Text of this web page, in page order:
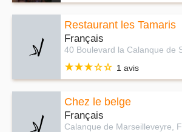
Restaurant les Tamaris
Français
1 avis
Chez le belge
Français
Calanque de Marseilleveyre,